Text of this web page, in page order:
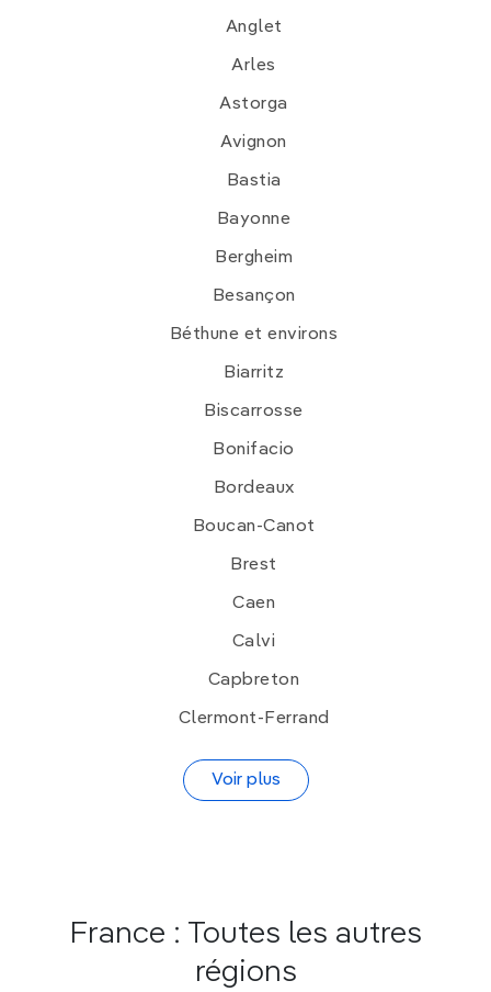
Anglet
Arles
Astorga
Avignon
Bastia
Bayonne
Bergheim
Besançon
Béthune et environs
Biarritz
Biscarrosse
Bonifacio
Bordeaux
Boucan-Canot
Brest
Caen
Calvi
Capbreton
Clermont-Ferrand
Voir plus
France : Toutes les autres
régions